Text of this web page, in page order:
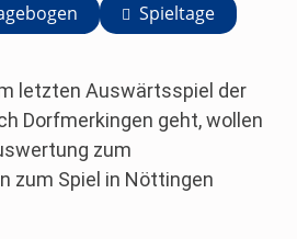
Spieltage
letzten Auswärtsspiel der
Dorfmerkingen geht, wollen
zum
zum Spiel in Nöttingen